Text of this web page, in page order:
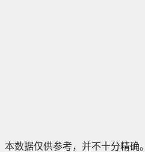
本数据仅供参考，并不十分精确。